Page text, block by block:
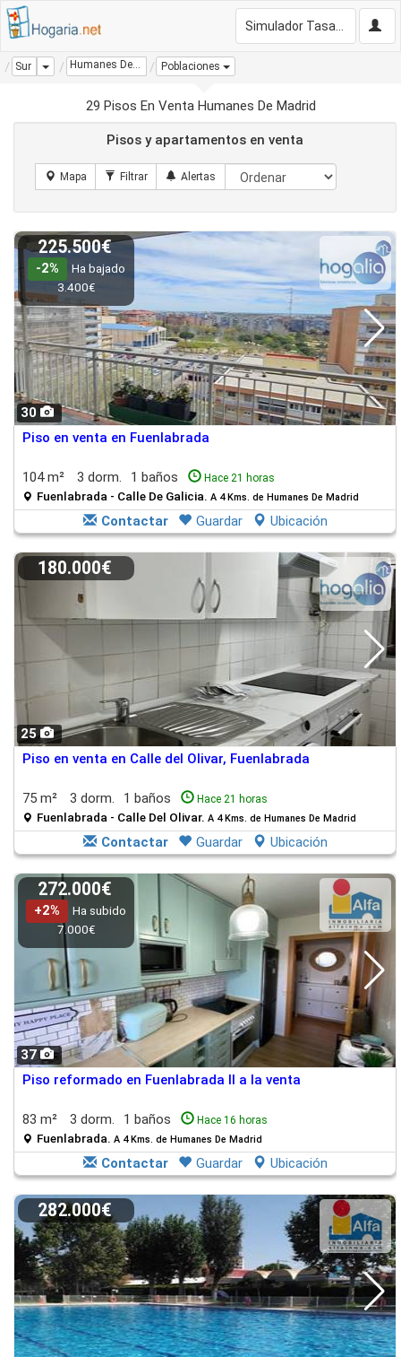
Sur Dropdown Humanes De Madrid Poblaciones
29 Pisos En Venta Humanes De Madrid
Pisos y apartamentos en venta
30
225.500€
-2%
Ha bajado
3.400€
Piso en venta en Fuenlabrada
104 m² 3 dorm. 1 baños Hace 21 horas
Fuenlabrada - Calle De Galicia. A 4 Kms. de Humanes De Madrid
Contactar Guardar Ubicación
25
180.000€
Piso en venta en Calle del Olivar, Fuenlabrada
75 m² 3 dorm. 1 baños Hace 21 horas
Fuenlabrada - Calle Del Olivar. A 4 Kms. de Humanes De Madrid
Contactar Guardar Ubicación
37
272.000€
+2%
Ha subido
7.000€
Piso reformado en Fuenlabrada II a la venta
83 m² 3 dorm. 1 baños Hace 16 horas
Fuenlabrada. A 4 Kms. de Humanes De Madrid
Contactar Guardar Ubicación
282.000€